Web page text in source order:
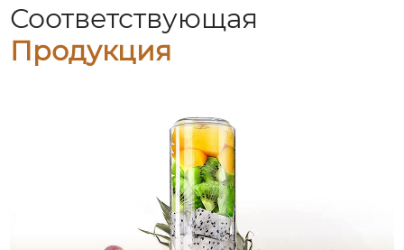
Соответствующая
Продукция